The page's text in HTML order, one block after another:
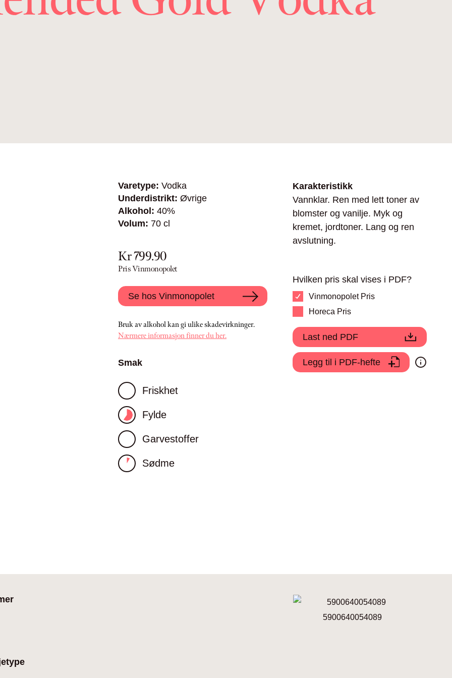
Varetype: Vodka
Underdistrikt: Øvrige
Alkohol: 40%
Volum: 70 cl
Kr 799.90
Pris Vinmonopolet
Se hos Vinmonopolet
Bruk av alkohol kan gi ulike skadevirkninger.
Nærmere informasjon finner du her.
Smak
Friskhet
Fylde
Garvestoffer
Sødme
Karakteristikk
Vannklar. Ren med lett toner av
blomster og vanilje. Myk og
kremet, jordtoner. Lang og ren
avslutning.
Hvilken pris skal vises i PDF?
Vinmonopolet Pris
Horeca Pris
Last ned PDF
Legg til i PDF-hefte
5900640054089